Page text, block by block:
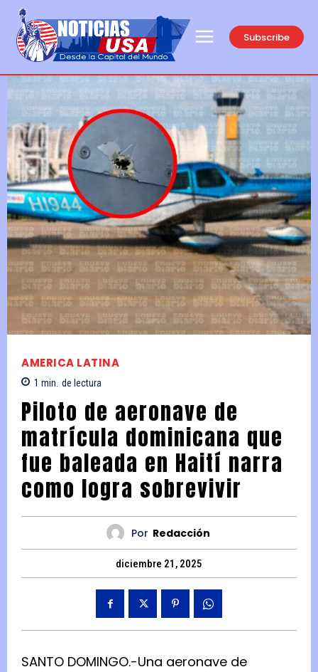
Subscribe
AMERICA LATINA
1 min. de lectura
Piloto de aeronave de
matrícula dominicana que
fue baleada en Haití narra
como logra sobrevivir
Por Redacción
diciembre 21, 2025
SANTO DOMINGO.-Una aeronave de